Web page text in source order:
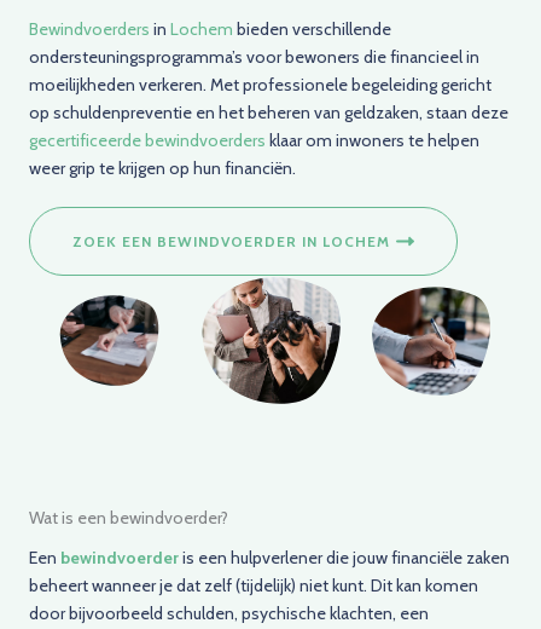
Bewindvoerders in Lochem bieden verschillende
ondersteuningsprogramma’s voor bewoners die financieel in
moeilijkheden verkeren. Met professionele begeleiding gericht
op schuldenpreventie en het beheren van geldzaken, staan deze
gecertificeerde bewindvoerders klaar om inwoners te helpen
weer grip te krijgen op hun financiën.
ZOEK EEN BEWINDVOERDER IN LOCHEM
Wat is een bewindvoerder?
Een bewindvoerderis een hulpverlener die jouw financiële zaken
beheert wanneer je dat zelf (tijdelijk) niet kunt. Dit kan komen
door bijvoorbeeld schulden, psychische klachten, een